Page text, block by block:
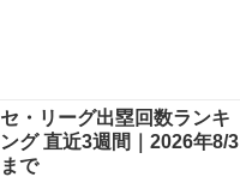
セ・リーグ出塁回数ランキ
ング 直近3週間｜2026年8/3
まで